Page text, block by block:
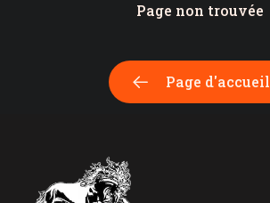
Page non trouvée
Page d'accueil